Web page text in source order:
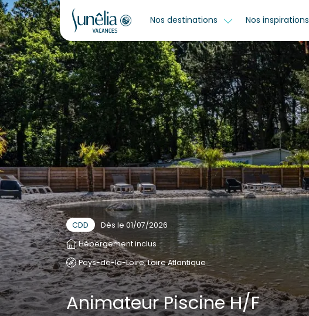
Nos destinations Nos inspirations
CDD
Dès le 01/07/2026
Hébergement inclus
Pays-de-la-Loire, Loire Atlantique
Animateur Piscine H/F